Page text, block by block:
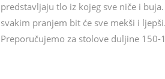
predstavljaju tlo iz kojeg sve niče i
svakim pranjem bit će sve mekši i
Preporučujemo za stolove duljine 150-